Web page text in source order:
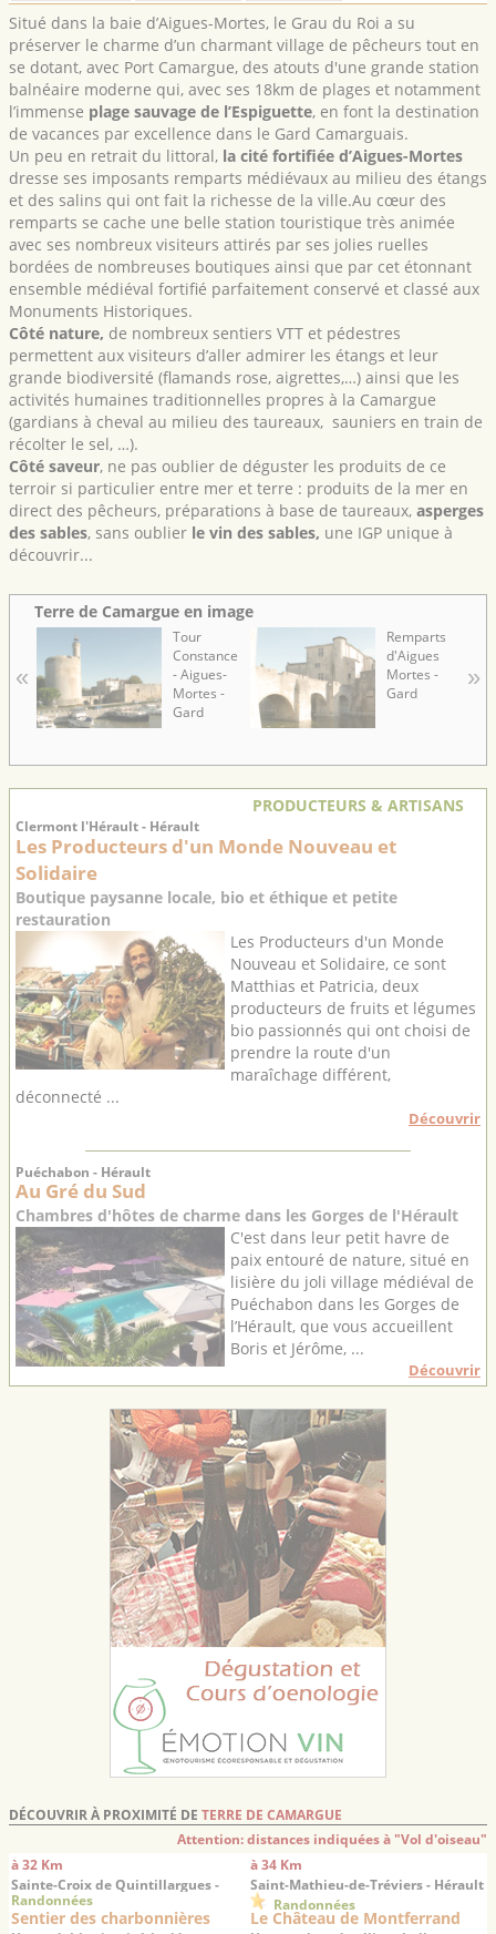
Situé dans la baie d’Aigues-Mortes, le Grau du Roi a su
préserver le charme d’un charmant village de pêcheurs tout en
se dotant, avec Port Camargue, des atouts d'une grande station
balnéaire moderne qui, avec ses 18km de plages et notamment
l’immense plage sauvage de l’Espiguette, en font la destination
de vacances par excellence dans le Gard Camarguais.
Un peu en retrait du littoral, la cité fortifiée d’Aigues-Mortes
dresse ses imposants remparts médiévaux au milieu des étangs
et des salins qui ont fait la richesse de la ville.Au cœur des
remparts se cache une belle station touristique très animée
avec ses nombreux visiteurs attirés par ses jolies ruelles
bordées de nombreuses boutiques ainsi que par cet étonnant
ensemble médiéval fortifié parfaitement conservé et classé aux
Monuments Historiques.
Côté nature, de nombreux sentiers VTT et pédestres
permettent aux visiteurs d’aller admirer les étangs et leur
grande biodiversité (flamands rose, aigrettes,…) ainsi que les
activités humaines traditionnelles propres à la Camargue
(gardians à cheval au milieu des taureaux, sauniers en train de
récolter le sel, …).
Côté saveur, ne pas oublier de déguster les produits de ce
terroir si particulier entre mer et terre : produits de la mer en
direct des pêcheurs, préparations à base de taureaux, asperges
des sables, sans oublier le vin des sables, une IGP unique à
découvrir...
Terre de Camargue en image
Tour
Constance
- Aigues-
Mortes -
Gard
Remparts
d'Aigues
Mortes -
Gard
« »
PRODUCTEURS & ARTISANS
Clermont l'Hérault - Hérault
Les Producteurs d'un Monde Nouveau et
Solidaire
Boutique paysanne locale, bio et éthique et petite
restauration
Les Producteurs d'un Monde
Nouveau et Solidaire, ce sont
Matthias et Patricia, deux
producteurs de fruits et légumes
bio passionnés qui ont choisi de
prendre la route d'un
maraîchage différent,
déconnecté ...
Découvrir
Puéchabon - Hérault
Au Gré du Sud
Chambres d'hôtes de charme dans les Gorges de l'Hérault
C'est dans leur petit havre de
paix entouré de nature, situé en
lisière du joli village médiéval de
Puéchabon dans les Gorges de
l’Hérault, que vous accueillent
Boris et Jérôme, ...
Découvrir
DÉCOUVRIR À PROXIMITÉ DE TERRE DE CAMARGUE
Attention: distances indiquées à "Vol d'oiseau"
à 32 Km
Sainte-Croix de Quintillargues -
Hérault
Randonnées
Sentier des charbonnières
à 34 Km
Saint-Mathieu-de-Tréviers - Hérault
Randonnées
Le Château de Montferrand